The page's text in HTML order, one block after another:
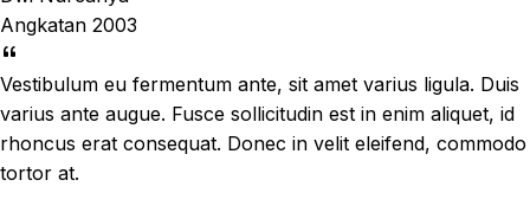
Angkatan 2003
Vestibulum eu fermentum ante, sit amet varius ligula. Duis
varius ante augue. Fusce sollicitudin est in enim aliquet, id
rhoncus erat consequat. Donec in velit eleifend, commodo
tortor at.